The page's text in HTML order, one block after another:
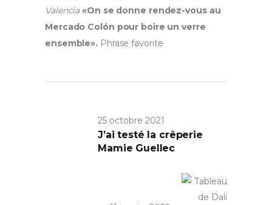
Valencia «On se donne rendez-vous au
Mercado Colón pour boire un verre
ensemble». Phrase favorite
25 octobre 2021
J’ai testé la crêperie
Mamie Guellec